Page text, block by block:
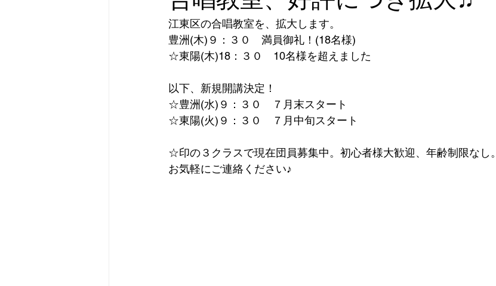
江東区の合唱教室を、拡大します。
豊洲(木)９：３０　満員御礼！(18名様)
☆東陽(木)18：３０　10名様を超えました
以下、新規開講決定！
☆豊洲(水)９：３０　７月末スタート
☆東陽(火)９：３０　７月中旬スタート
☆印の３クラスで現在団員募集中。初心者様大歓迎、年齢制限なし。
お気軽にご連絡ください♪